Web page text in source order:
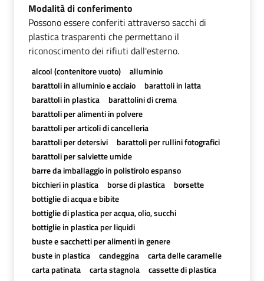
Modalità di conferimento
Possono essere conferiti attraverso sacchi di
plastica trasparenti che permettano il
riconoscimento dei rifiuti dall'esterno.
alcool (contenitore vuoto)
alluminio
barattoli in alluminio e acciaio
barattoli in latta
barattoli in plastica
barattolini di crema
barattoli per alimenti in polvere
barattoli per articoli di cancelleria
barattoli per detersivi
barattoli per rullini fotografici
barattoli per salviette umide
barre da imballaggio in polistirolo espanso
bicchieri in plastica
borse di plastica
borsette
bottiglie di acqua e bibite
bottiglie di plastica per acqua, olio, succhi
bottiglie in plastica per liquidi
buste e sacchetti per alimenti in genere
buste in plastica
candeggina
carta delle caramelle
carta patinata
carta stagnola
cassette di plastica